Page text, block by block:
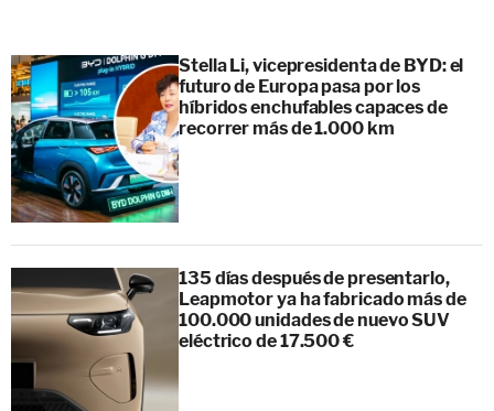
Stella Li, vicepresidenta de BYD: el
futuro de Europa pasa por los
híbridos enchufables capaces de
recorrer más de 1.000 km
135 días después de presentarlo,
Leapmotor ya ha fabricado más de
100.000 unidades de nuevo SUV
eléctrico de 17.500 €